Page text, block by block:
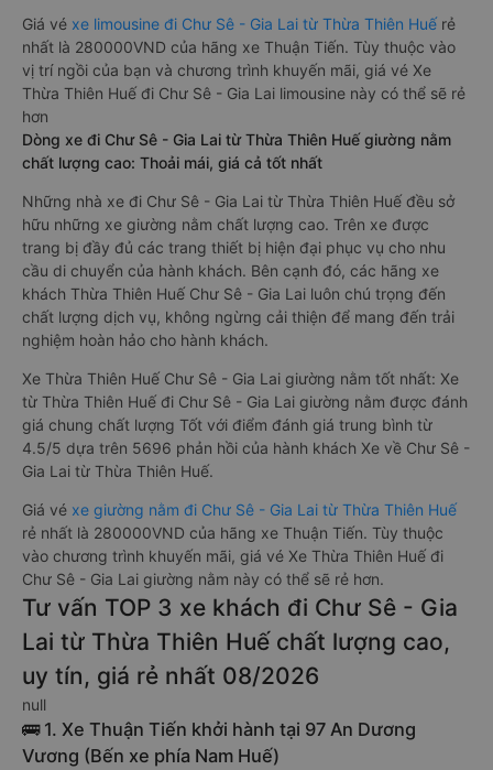
Giá vé xe limousine đi Chư Sê - Gia Lai từ Thừa Thiên Huếrẻ
nhất là 280000VND của hãng xe Thuận Tiến. Tùy thuộc vào
vị trí ngồi của bạn và chương trình khuyến mãi, giá vé Xe
Thừa Thiên Huế đi Chư Sê - Gia Lai limousine này có thể sẽ rẻ
hơn
Dòng xe đi Chư Sê - Gia Lai từ Thừa Thiên Huế giường nằm
chất lượng cao: Thoải mái, giá cả tốt nhất
Những nhà xe đi Chư Sê - Gia Lai từ Thừa Thiên Huế đều sở
hữu những xe giường nằm chất lượng cao. Trên xe được
trang bị đầy đủ các trang thiết bị hiện đại phục vụ cho nhu
cầu di chuyển của hành khách. Bên cạnh đó, các hãng xe
khách Thừa Thiên Huế Chư Sê - Gia Lai luôn chú trọng đến
chất lượng dịch vụ, không ngừng cải thiện để mang đến trải
nghiệm hoàn hảo cho hành khách.
Xe Thừa Thiên Huế Chư Sê - Gia Lai giường nằm tốt nhất: Xe
từ Thừa Thiên Huế đi Chư Sê - Gia Lai giường nằm được đánh
giá chung chất lượng Tốt với điểm đánh giá trung bình từ
4.5/5 dựa trên 5696 phản hồi của hành khách Xe về Chư Sê -
Gia Lai từ Thừa Thiên Huế.
Giá vé xe giường nằm đi Chư Sê - Gia Lai từ Thừa Thiên Huế
rẻ nhất là 280000VND của hãng xe Thuận Tiến. Tùy thuộc
vào chương trình khuyến mãi, giá vé Xe Thừa Thiên Huế đi
Chư Sê - Gia Lai giường nằm này có thể sẽ rẻ hơn.
Tư vấn TOP 3 xe khách đi Chư Sê - Gia
Lai từ Thừa Thiên Huế chất lượng cao,
uy tín, giá rẻ nhất 08/2026
null
🚌 1. Xe Thuận Tiến khởi hành tại 97 An Dương
Vương (Bến xe phía Nam Huế)